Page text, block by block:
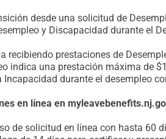
desde una solicitud de
y Discapacidad durante el
recibiendo prestaciones de
indica una prestación máxima de
Incapacidad durante el desempleo
en línea en
de solicitud en línea con hasta 60